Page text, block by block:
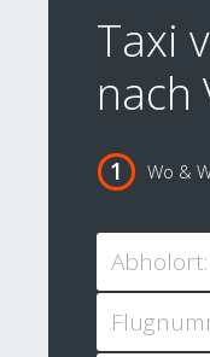
Taxi
nach
Wo &
Abholort: